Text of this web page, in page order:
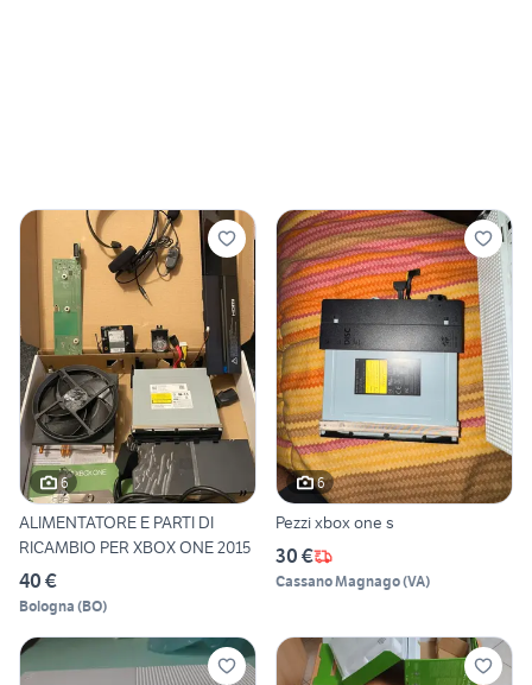
6
ALIMENTATORE E PARTI DI
RICAMBIO PER XBOX ONE 2015
40 €
Bologna (BO)
6
Pezzi xbox one s
30 €
Cassano Magnago(VA)